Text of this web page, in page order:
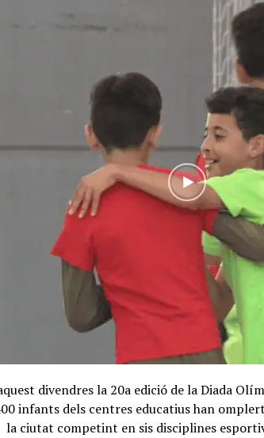
divendres la 20a edició de la Diada
infants dels centres educatius han
la ciutat competint en sis disciplines